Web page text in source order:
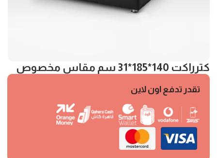
كترراكت 140*185*31 سم مقاس مخصوص
تقدر تدفع اون لاين